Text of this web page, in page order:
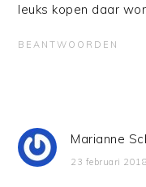
leuks kopen daar
BEANTWOORDEN
Marianne
23 februari